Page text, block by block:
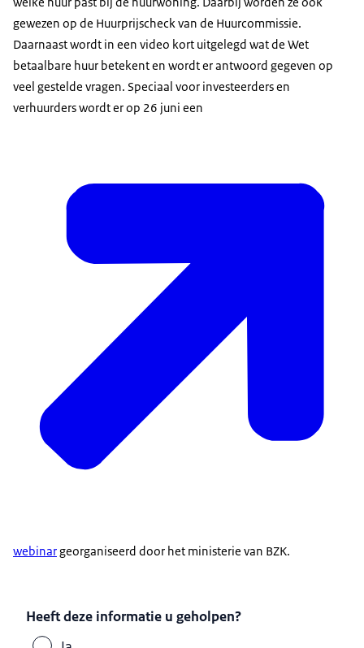
gewezen op de Huurprijscheck van de Huurcommissie.
Daarnaast wordt in een video kort uitgelegd wat de Wet
betaalbare huur betekent en wordt er antwoord gegeven op
veel gestelde vragen. Speciaal voor investeerders en
verhuurders wordt er op 26 juni een
webinargeorganiseerd door het ministerie van BZK.
Heeft deze informatie u geholpen?